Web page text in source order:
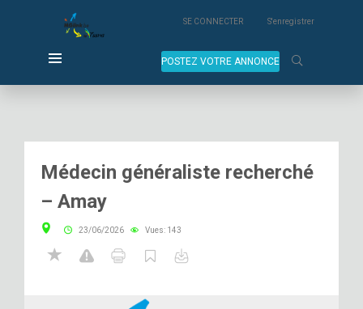
SE CONNECTER S'enregistrer
POSTEZ VOTRE ANNONCE
Médecin généraliste recherché
– Amay
23/06/2026 Vues: 143